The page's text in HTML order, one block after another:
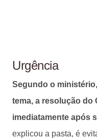
Urgência
Segundo o
tema, a resolução do
imediatamente após
explicou a pasta, é